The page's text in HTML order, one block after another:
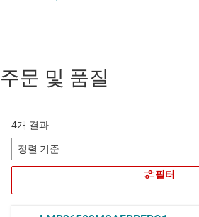
주문 및 품질